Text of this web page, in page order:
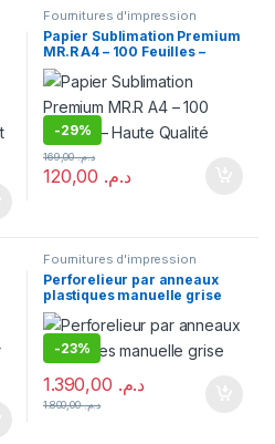
Fournitures d'impression
Papier Sublimation Premium
MR.R A4 – 100 Feuilles –
Haute Qualité
-29%
د.م.
د.م.169,00
Fournitures d'impression
Perforelieur par anneaux
plastiques manuelle grise
-23%
د.م.
د.م.1.800,00